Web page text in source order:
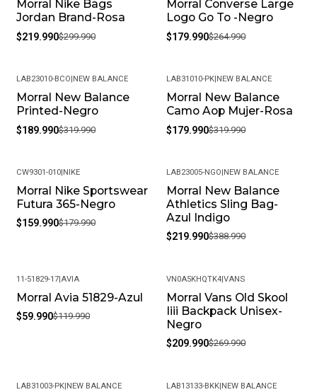
-27%
Morral Nike Bags
Jordan Brand-Rosa
$219.990$299.990
-32%
Morral Converse Large
Logo Go To -Negro
$179.990$264.990
-41%
LAB23010-BCO NEW BALANCE
Morral New Balance
Printed-Negro
$189.990$319.990
-44%
LAB31010-PK NEW BALANCE
Morral New Balance
Camo Aop Mujer-Rosa
$179.990$319.990
-11%
CW9301-010| NIKE
Morral Nike Sportswear
Futura 365-Negro
$159.990$179.990
-43%
LAB23005-NGO NEW BALANCE
Morral New Balance
Athletics Sling Bag-
Azul Indigo
$219.990$388.990
-50%
11-51829-17| AVIA
Morral Avia 51829-Azul
$59.990$119.990
-22%
VN0A5KHQTK4 |VANS
Morral Vans Old Skool
Iiii Backpack Unisex-
Negro
$209.990$269.990
LAB31003-PK| NEW BALANCE LAB13133-BKK NEW BALANCE